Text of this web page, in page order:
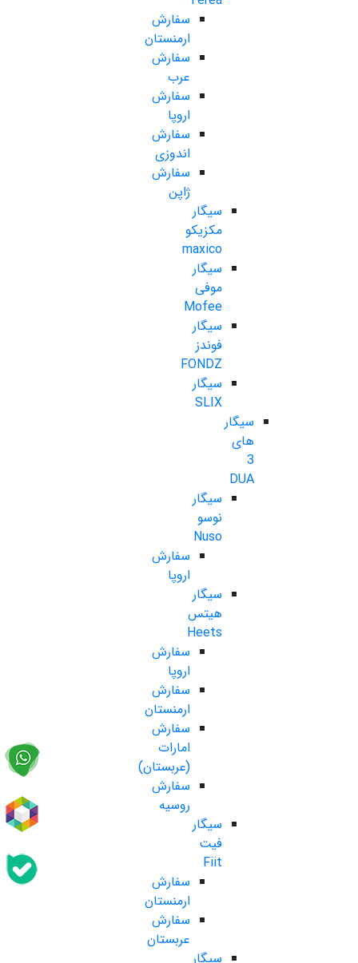
سفارش
ارمنستان
سفارش
عرب
سفارش
اروپا
سفارش
اندوزی
سفارش
ژاپن
سیگار
مکزیکو
maxico
سیگار
موفی
Mofee
سیگار
فوندز
FONDZ
سیگار
SLIX
سیگار
های
3
DUA
سیگار
نوسو
Nuso
سفارش
اروپا
سیگار
هیتس
Heets
سفارش
اروپا
سفارش
ارمنستان
سفارش
امارات
(عربستان)
سفارش
روسیه
سیگار
فیت
Fiit
سفارش
ارمنستان
سفارش
عربستان
سیگار